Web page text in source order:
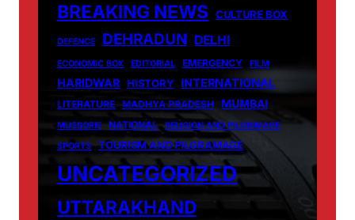
BREAKING NEWS CULTURE BOX
DEFENCE DEHRADUN DELHI
ECONOMIC BOX EDITORIAL EMERGENCY FILM
HARIDWAR HISTORY INTERNATIONAL
LITERATURE MADHYA PRADESH MUMBAI
MUSSORIE NATIONAL
RELIGION AND PILGRIMAGE
SPORTS
TOURISM AND PILGRAMAGE
UNCATEGORIZED
UTTARAKHAND